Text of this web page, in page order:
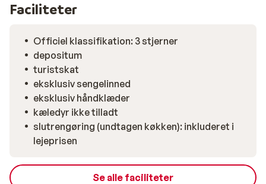
Faciliteter
Officiel klassifikation: 3 stjerner
depositum
turistskat
eksklusiv sengelinned
eksklusiv håndklæder
kæledyr ikke tilladt
slutrengøring (undtagen køkken): inkluderet i
lejeprisen
Se alle faciliteter